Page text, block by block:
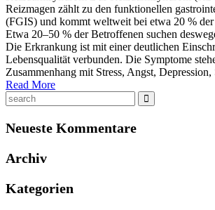
Reizmagen zählt zu den funktionellen
(FGIS) und kommt weltweit bei etwa 20 %
Etwa 20–50 % der Betroffenen suchen
Die Erkrankung ist mit einer deutlichen
Lebensqualität verbunden. Die Symptome
Zusammenhang mit Stress, Angst,
Read More
Neueste Kommentare
Archiv
Kategorien